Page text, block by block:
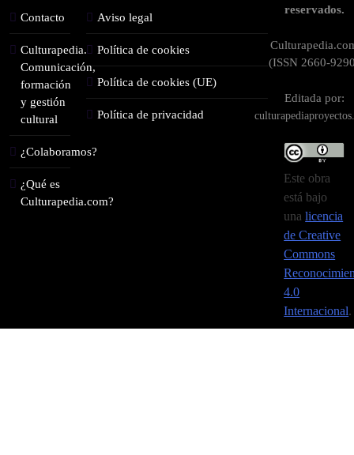
Contacto
Culturapedia.
Comunicación,
formación
y gestión
cultural
¿Colaboramos?
¿Qué es
Culturapedia.com?
Aviso legal
Política de cookies
Política de cookies (UE)
Política de privacidad
reservados.
(ISSN 2660-
Editada por:
Este obra
está bajo
unalicencia
de Creative
Commons
4.0
Internacional.